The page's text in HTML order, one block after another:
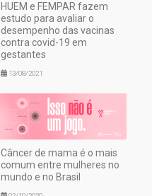
HUEM e FEMPAR fazem
estudo para avaliar o
desempenho das vacinas
contra covid-19 em
gestantes
13/08/2021
Câncer de mama é o mais
comum entre mulheres no
mundo e no Brasil